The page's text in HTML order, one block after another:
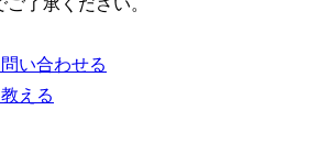
了承ください。
い合わせる
える